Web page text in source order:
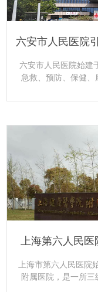
六安市人民医院始建
急救、预防、保健、
上海第六人民
上海市第六人民医
附属医院，是一所三